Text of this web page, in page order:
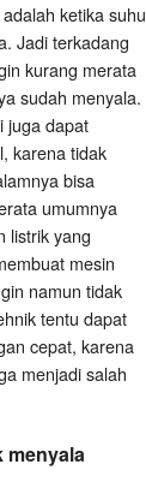
ketika suhu
Jadi terkadang
kurang merata
sudah menyala.
juga dapat
karena tidak
bisa
umumnya
listrik yang
mesin
namun tidak
tentu dapat
cepat, karena
menjadi salah
menyala